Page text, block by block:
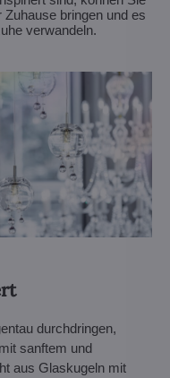
bringen und es
verwandeln.
durchdringen,
sanftem und
aus Glaskugeln mit